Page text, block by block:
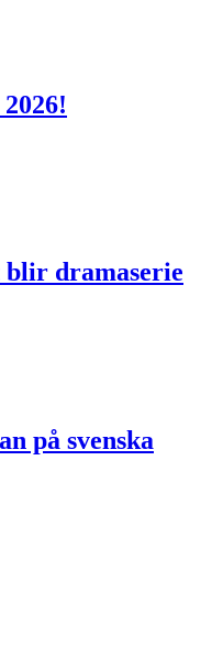
blir dramaserie
på svenska